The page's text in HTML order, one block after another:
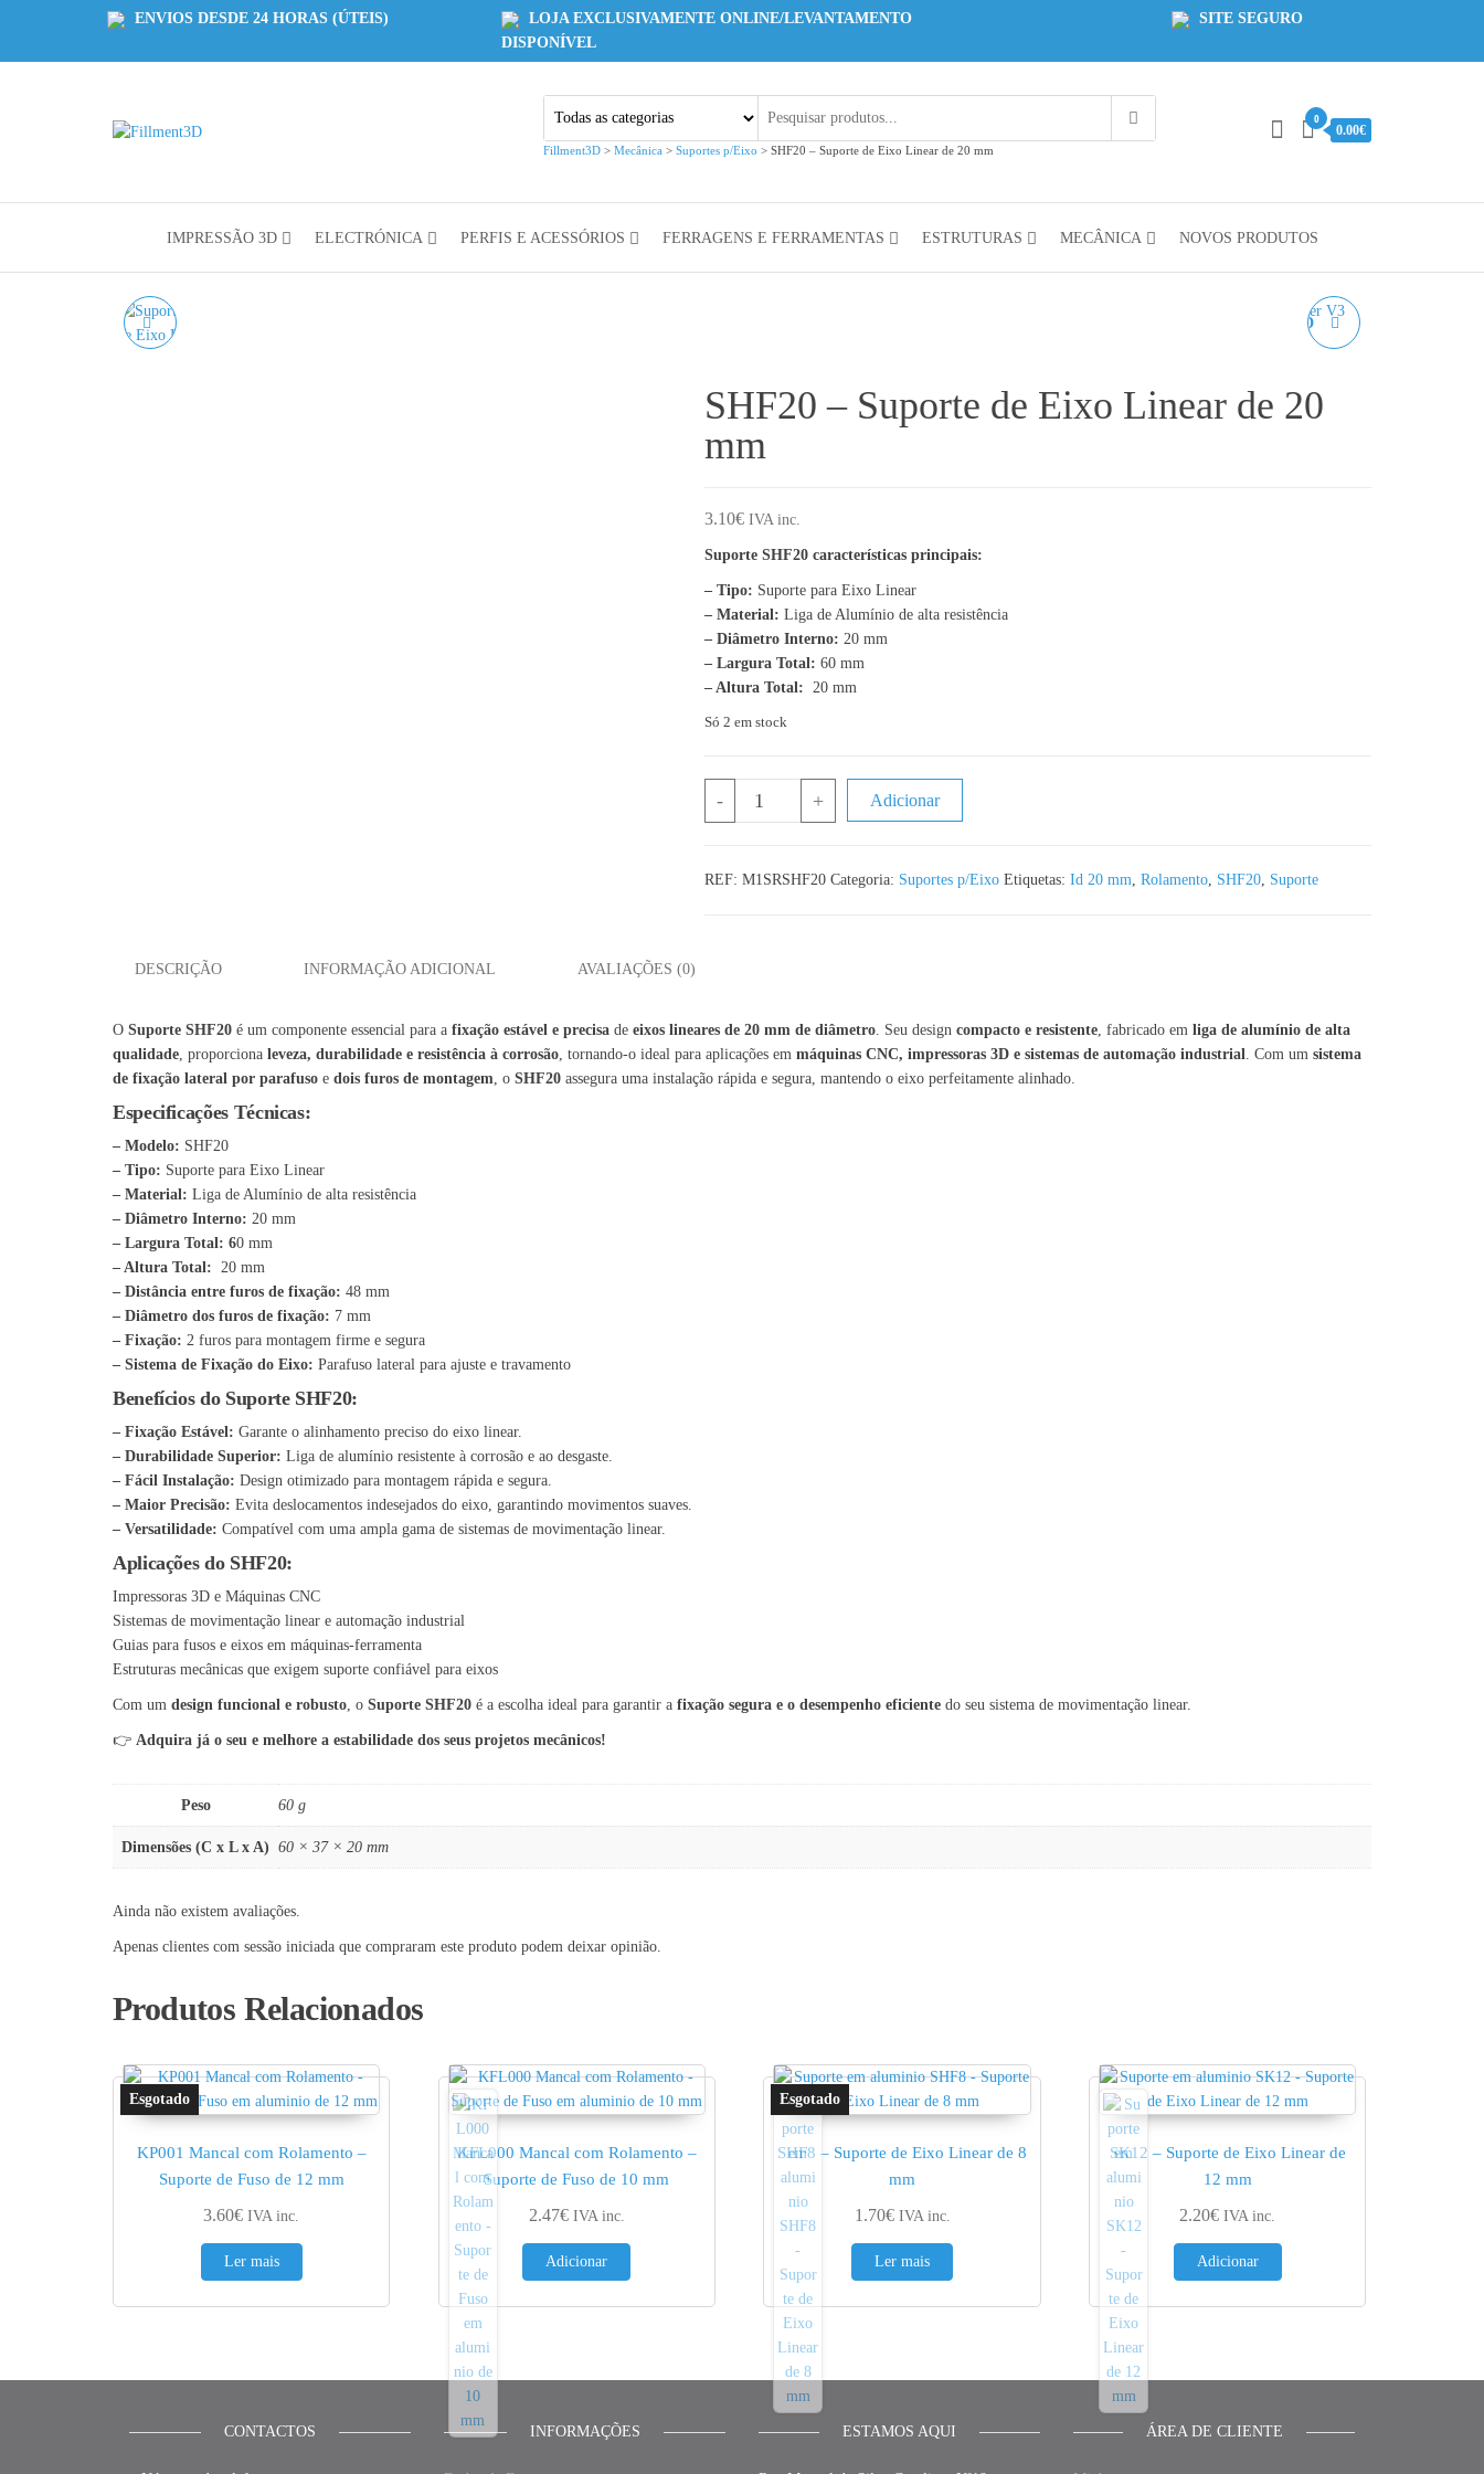
ENVIOS DESDE 24 HORAS (ÚTEIS)
LOJA EXCLUSIVAMENTE ONLINE/LEVANTAMENTO
DISPONÍVEL
SITE SEGURO
3D
Fillment3D > Mecânica > Suportes p/Eixo > SHF20 – Suporte de Eixo Linear de 20 mm
0
0.00€
IMPRESSÃO 3D ELECTRÓNICA PERFIS E ACESSÓRIOS FERRAGENS E FERRAMENTAS ESTRUTURAS MECÂNICA NOVOS PRODUTOS
SHF16 - SUPORTE DE NOZZLE HIGH SPEED
SHF20 – Suporte de Eixo Linear de 20
mm
3.10€ IVA inc.
Suporte SHF20 características principais:
– Tipo: Suporte para Eixo Linear
– Material: Liga de Alumínio de alta resistência
– Diâmetro Interno: 20 mm
– Largura Total: 60 mm
– Altura Total: 20 mm
Só 2 em stock
- + Adicionar
REF: M1SRSHF20 Categoria: Suportes p/Eixo Etiquetas: Id 20 mm, Rolamento, SHF20, Suporte
DESCRIÇÃO INFORMAÇÃO ADICIONAL AVALIAÇÕES (0)
O Suporte SHF20 é um componente essencial para a fixação estável e precisa de eixos lineares de 20 mm de diâmetro . Seu design compacto e resistente , fabricado em liga de alumínio de alta
qualidade , proporciona leveza, durabilidade e resistência à corrosão , tornando-o ideal para aplicações em máquinas CNC, impressoras 3D e sistemas de automação industrial . Com um sistema
de fixação lateral por parafuso e dois furos de montagem , o SHF20 assegura uma instalação rápida e segura, mantendo o eixo perfeitamente alinhado.
Especificações Técnicas:
– Modelo: SHF20
– Tipo: Suporte para Eixo Linear
– Material: Liga de Alumínio de alta resistência
– Diâmetro Interno: 20 mm
– Largura Total: 60 mm
– Altura Total: 20 mm
– Distância entre furos de fixação: 48 mm
– Diâmetro dos furos de fixação: 7 mm
– Fixação: 2 furos para montagem firme e segura
– Sistema de Fixação do Eixo: Parafuso lateral para ajuste e travamento
Benefícios do Suporte SHF20:
– Fixação Estável: Garante o alinhamento preciso do eixo linear.
– Durabilidade Superior: Liga de alumínio resistente à corrosão e ao desgaste.
– Fácil Instalação: Design otimizado para montagem rápida e segura.
– Maior Precisão: Evita deslocamentos indesejados do eixo, garantindo movimentos suaves.
– Versatilidade: Compatível com uma ampla gama de sistemas de movimentação linear.
Aplicações do SHF20:
Impressoras 3D e Máquinas CNC
Sistemas de movimentação linear e automação industrial
Guias para fusos e eixos em máquinas-ferramenta
Estruturas mecânicas que exigem suporte confiável para eixos
Com um design funcional e robusto , o Suporte SHF20 é a escolha ideal para garantir a fixação segura e o desempenho eficiente do seu sistema de movimentação linear.
👉 Adquira já o seu e melhore a estabilidade dos seus projetos mecânicos!
Peso 60 g
Dimensões (C x L x A) 60 × 37 × 20 mm
Ainda não existem avaliações.
Apenas clientes com sessão iniciada que compraram este produto podem deixar opinião.
Produtos Relacionados
KP001 Mancal com Rolamento –
Suporte de Fuso de 12 mm
3.60€ IVA inc.
Ler mais
KFL000 Mancal com Rolamento –
Suporte de Fuso de 10 mm
2.47€ IVA inc.
Adicionar
SHF8 – Suporte de Eixo Linear de 8
mm
1.70€ IVA inc.
Ler mais
SK12 – Suporte de Eixo Linear de
12 mm
2.20€ IVA inc.
Adicionar
CONTACTOS INFORMAÇÕES ESTAMOS AQUI ÁREA DE CLIENTE